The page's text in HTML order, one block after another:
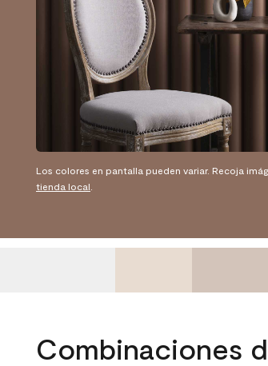
Los colores en pantalla pueden variar. Recoja
tienda local
Combinaciones